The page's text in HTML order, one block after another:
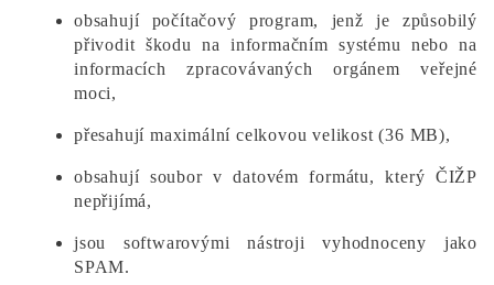
obsahují počítačový program, jenž je způsobilý
přivodit škodu na informačním systému nebo na
informacích zpracovávaných orgánem veřejné
moci,
přesahují maximální celkovou velikost (36 MB),
obsahují soubor v datovém formátu, který ČIŽP
nepřijímá,
jsou softwarovými nástroji vyhodnoceny jako
SPAM.